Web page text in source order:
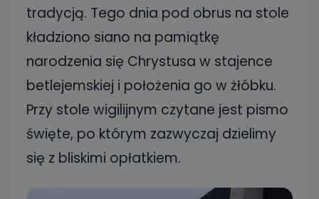
tradycją. Tego dnia pod obrus na stole
kładziono siano na pamiątkę
narodzenia się Chrystusa w stajence
betlejemskiej i położenia go w żłóbku.
Przy stole wigilijnym czytane jest pismo
święte, po którym zazwyczaj dzielimy
się z bliskimi opłatkiem.